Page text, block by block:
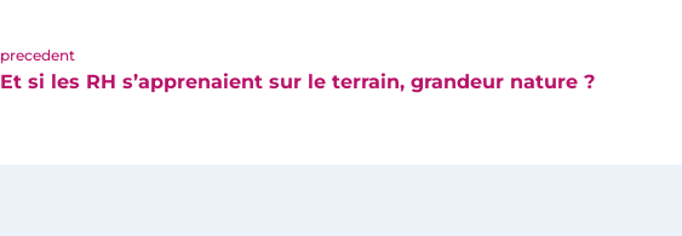
precedent
Et si les RH s’apprenaient sur le terrain, grandeur nature ?